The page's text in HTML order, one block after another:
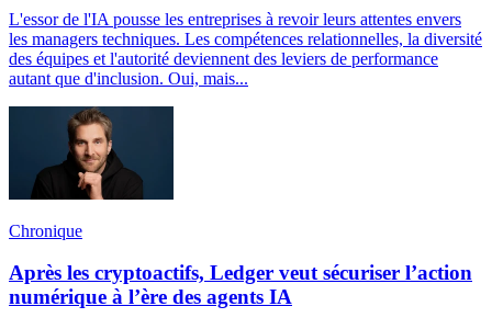
L'essor de l'IA pousse les entreprises à revoir leurs attentes envers
les managers techniques. Les compétences relationnelles, la diversité
des équipes et l'autorité deviennent des leviers de performance
autant que d'inclusion. Oui, mais...
Chronique
Après les cryptoactifs, Ledger veut sécuriser l’action
numérique à l’ère des agents IA